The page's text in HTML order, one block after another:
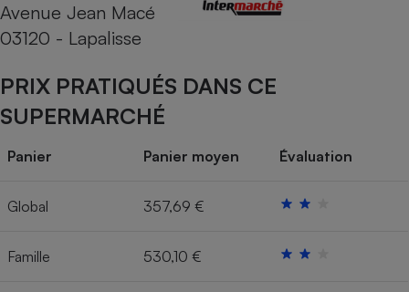
Avenue Jean Macé
03120 - Lapalisse
PRIX PRATIQUÉS DANS CE
SUPERMARCHÉ
Panier Panier moyen Évaluation
Global 357,69 €
Famille 530,10 €
Ventilateur